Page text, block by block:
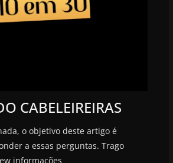
CABELEIREIRAS
o objetivo deste artigo é
a essas perguntas. Trago
informações